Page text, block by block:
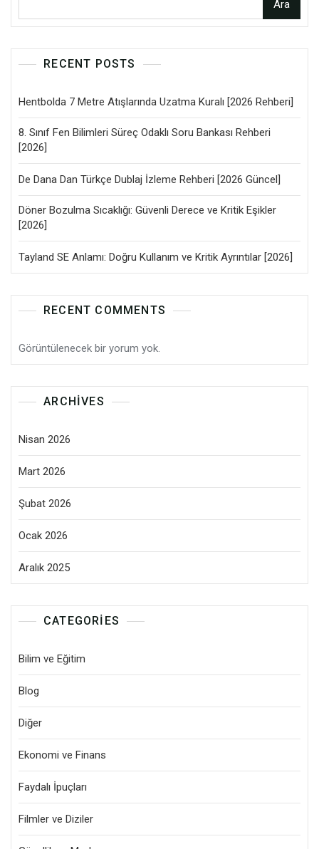
Ara
RECENT POSTS
Hentbolda 7 Metre Atışlarında Uzatma Kuralı [2026 Rehberi]
8. Sınıf Fen Bilimleri Süreç Odaklı Soru Bankası Rehberi
[2026]
De Dana Dan Türkçe Dublaj İzleme Rehberi [2026 Güncel]
Döner Bozulma Sıcaklığı: Güvenli Derece ve Kritik Eşikler
[2026]
Tayland SE Anlamı: Doğru Kullanım ve Kritik Ayrıntılar [2026]
RECENT COMMENTS
Görüntülenecek bir yorum yok.
ARCHIVES
Nisan 2026
Mart 2026
Şubat 2026
Ocak 2026
Aralık 2025
CATEGORIES
Bilim ve Eğitim
Blog
Diğer
Ekonomi ve Finans
Faydalı İpuçları
Filmler ve Diziler